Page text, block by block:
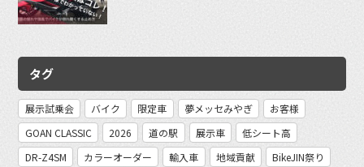
タグ
展示試乗会 バイク 限定車 夢メッセみやぎ
お客様
GOAN CLASSIC
2026 道の駅 展示車
低シート高
DR-Z4SM
カラーオーダー 輸入車 地域貢献
BikeJIN祭り